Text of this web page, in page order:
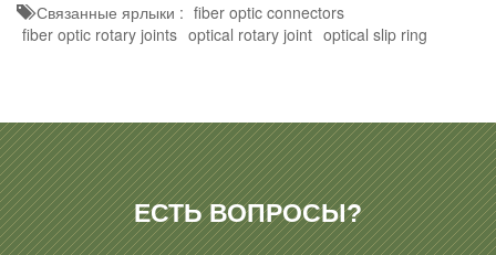
Связанные ярлыки : fiber optic connectors
fiber optic rotary joints optical rotary joint optical slip ring
ЕСТЬ ВОПРОСЫ?